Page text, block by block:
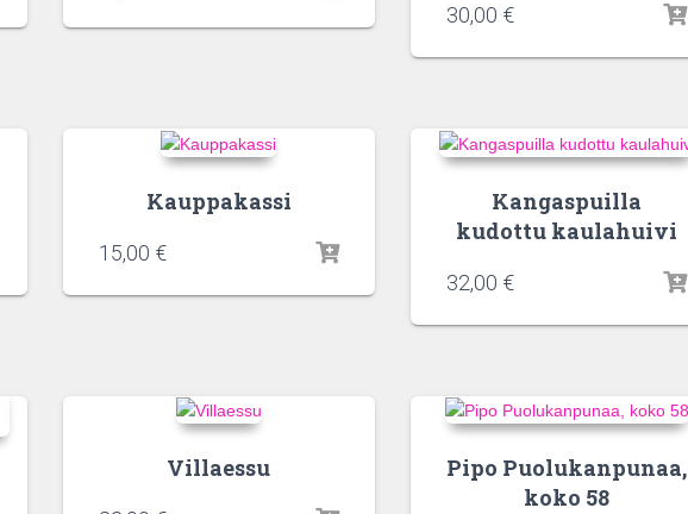
30,00 €
Kauppakassi
15,00 €
Kangaspuilla
kudottu kaulahuivi
32,00 €
Villaessu
Pipo Puolukanpunaa,
koko 58